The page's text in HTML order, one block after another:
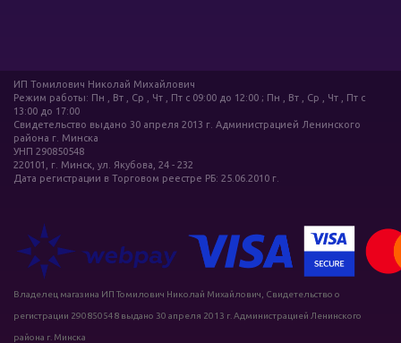
ИП Томилович Николай Михайлович
Режим работы: Пн , Вт , Ср , Чт , Пт c 09:00 до 12:00 ; Пн , Вт , Ср , Чт , Пт c
13:00 до 17:00
Свидетельство выдано 30 апреля 2013 г. Администрацией Ленинского
района г. Минска
УНП 290850548
220101, г. Минск, ул. Якубова, 24 - 232
Дата регистрации в Торговом реестре РБ: 25.06.2010 г.
Владелец магазина ИП Томилович Николай Михайлович, Свидетельство о
регистрации 290850548 выдано 30 апреля 2013 г. Администрацией Ленинского
района г. Минска